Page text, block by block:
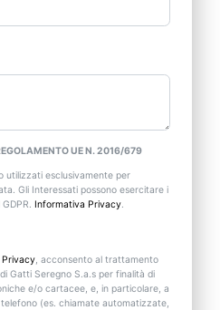
UE N. 2016/679
utilizzati esclusivamente per
Gli Interessati possono esercitare i
Informativa Privacy.
, acconsento al trattamento
Gatti Seregno S.a.s per finalità di
e/o cartacee, e, in particolare, a
(es. chiamate automatizzate,